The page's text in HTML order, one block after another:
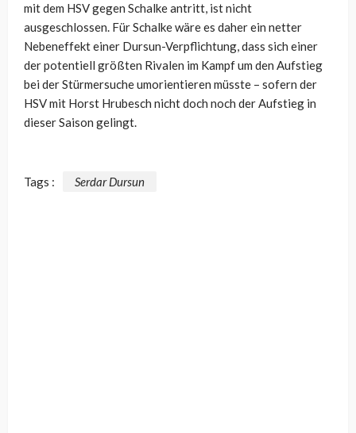
mit dem HSV gegen Schalke antritt, ist nicht
ausgeschlossen. Für Schalke wäre es daher ein netter
Nebeneffekt einer Dursun-Verpflichtung, dass sich einer
der potentiell größten Rivalen im Kampf um den Aufstieg
bei der Stürmersuche umorientieren müsste – sofern der
HSV mit Horst Hrubesch nicht doch noch der Aufstieg in
dieser Saison gelingt.
Tags : Serdar Dursun